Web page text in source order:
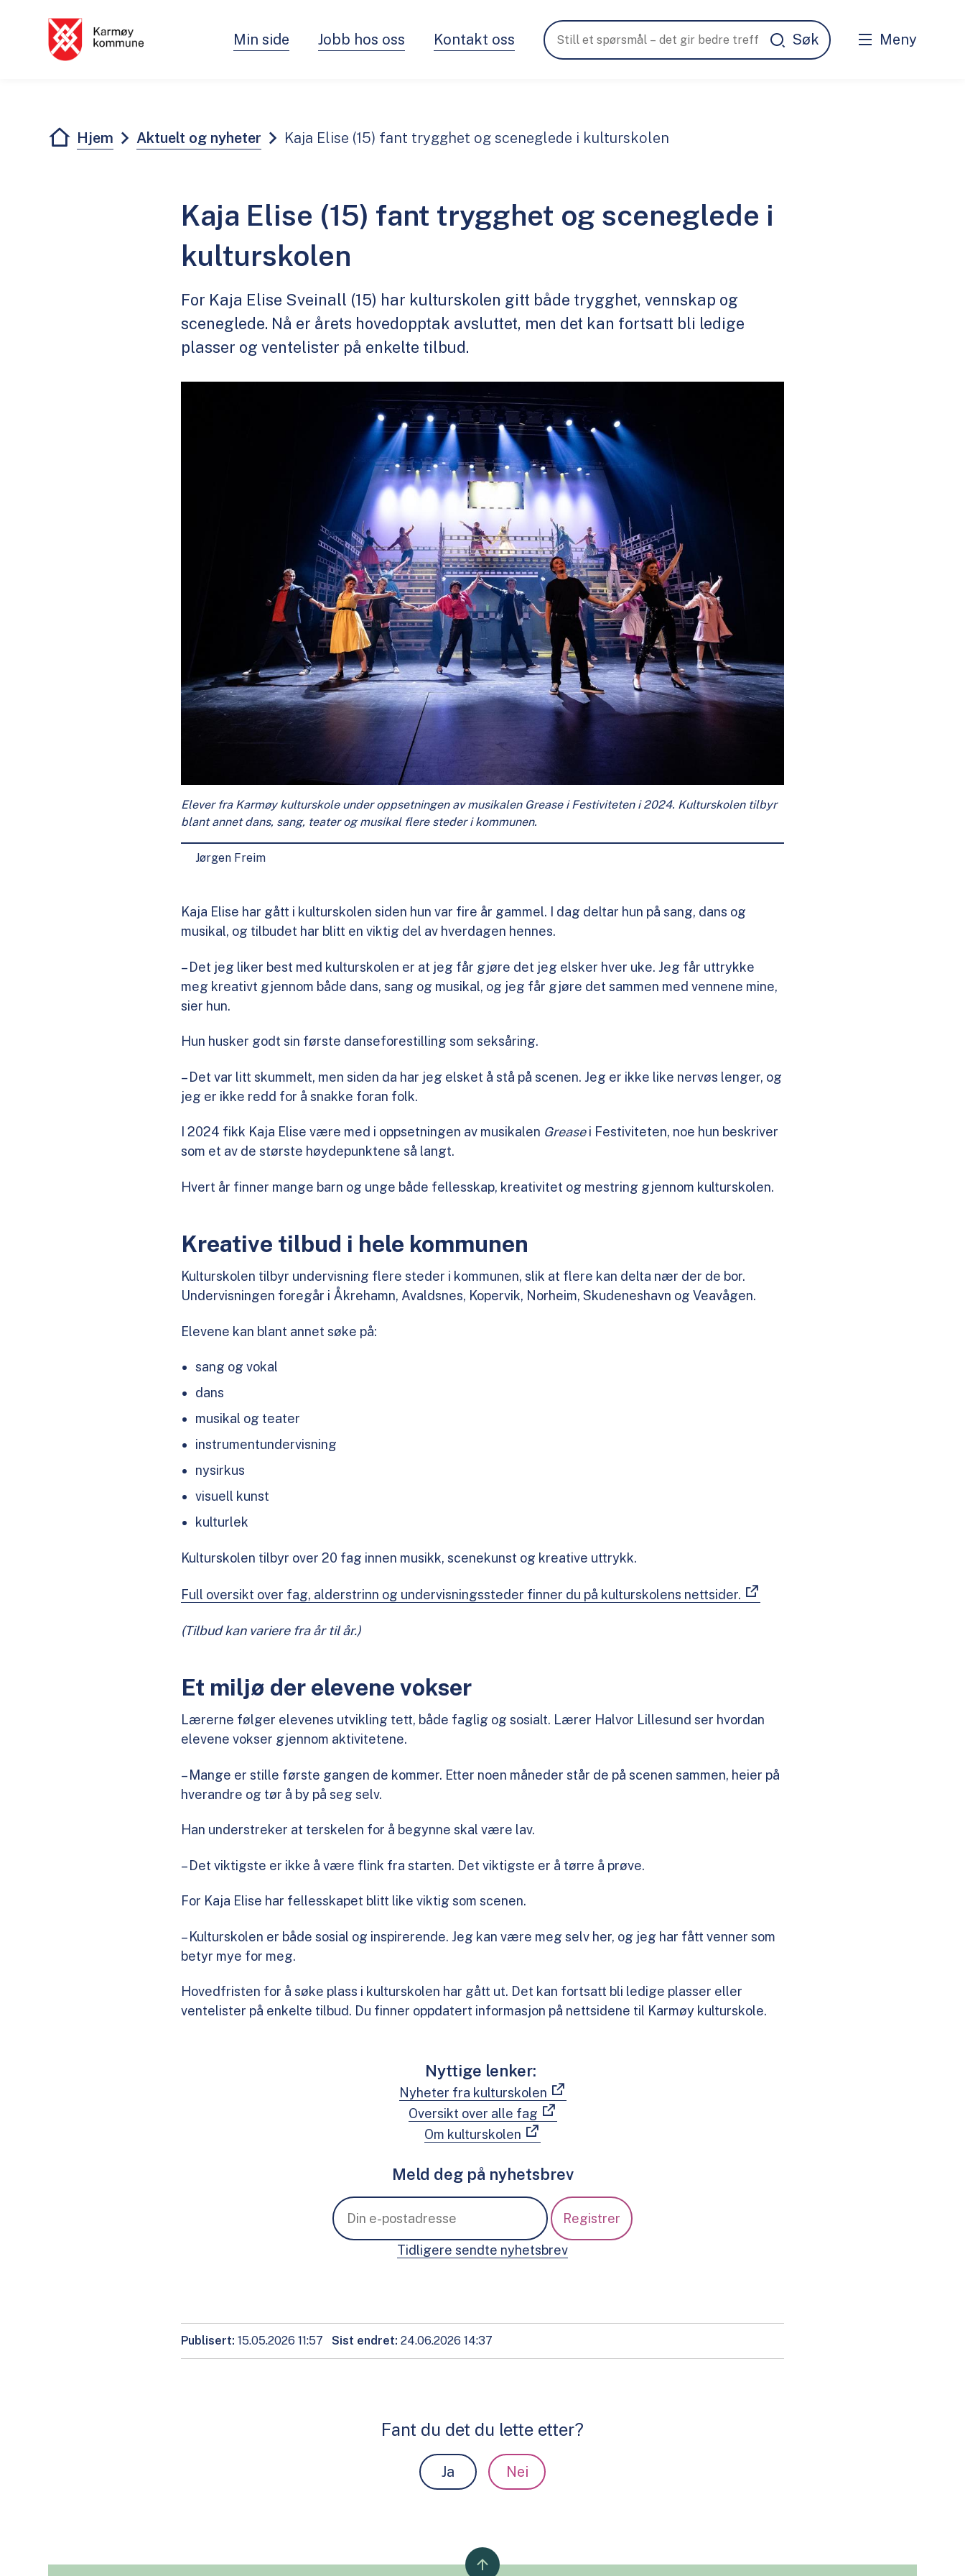
Min side Jobb hos oss Kontakt oss Meny
Du er her:
Hjem Aktuelt og nyheter Kaja Elise (15) fant trygghet og sceneglede i kulturskolen
Kaja Elise (15) fant trygghet og sceneglede i
kulturskolen
For Kaja Elise Sveinall (15) har kulturskolen gitt både trygghet, vennskap og
sceneglede. Nå er årets hovedopptak avsluttet, men det kan fortsatt bli ledige
plasser og ventelister på enkelte tilbud.
Elever fra Karmøy kulturskole under oppsetningen av musikalen Grease i Festiviteten i 2024. Kulturskolen tilbyr
blant annet dans, sang, teater og musikal flere steder i kommunen.
Jørgen Freim
Kaja Elise har gått i kulturskolen siden hun var fire år gammel. I dag deltar hun på sang, dans og
musikal, og tilbudet har blitt en viktig del av hverdagen hennes.
– Det jeg liker best med kulturskolen er at jeg får gjøre det jeg elsker hver uke. Jeg får uttrykke
meg kreativt gjennom både dans, sang og musikal, og jeg får gjøre det sammen med vennene mine,
sier hun.
Hun husker godt sin første danseforestilling som seksåring.
– Det var litt skummelt, men siden da har jeg elsket å stå på scenen. Jeg er ikke like nervøs lenger, og
jeg er ikke redd for å snakke foran folk.
I 2024 fikk Kaja Elise være med i oppsetningen av musikalen Greasei Festiviteten, noe hun beskriver
som et av de største høydepunktene så langt.
Hvert år finner mange barn og unge både fellesskap, kreativitet og mestring gjennom kulturskolen.
Kreative tilbud i hele kommunen
Kulturskolen tilbyr undervisning flere steder i kommunen, slik at flere kan delta nær der de bor.
Undervisningen foregår i Åkrehamn, Avaldsnes, Kopervik, Norheim, Skudeneshavn og Veavågen.
Elevene kan blant annet søke på:
sang og vokal
dans
musikal og teater
instrumentundervisning
nysirkus
visuell kunst
kulturlek
Kulturskolen tilbyr over 20 fag innen musikk, scenekunst og kreative uttrykk.
Full oversikt over fag, alderstrinn og undervisningssteder finner du på kulturskolens nettsider.
(Tilbud kan variere fra år til år.)
Et miljø der elevene vokser
Lærerne følger elevenes utvikling tett, både faglig og sosialt. Lærer Halvor Lillesund ser hvordan
elevene vokser gjennom aktivitetene.
– Mange er stille første gangen de kommer. Etter noen måneder står de på scenen sammen, heier på
hverandre og tør å by på seg selv.
Han understreker at terskelen for å begynne skal være lav.
– Det viktigste er ikke å være flink fra starten. Det viktigste er å tørre å prøve.
For Kaja Elise har fellesskapet blitt like viktig som scenen.
– Kulturskolen er både sosial og inspirerende. Jeg kan være meg selv her, og jeg har fått venner som
betyr mye for meg.
Hovedfristen for å søke plass i kulturskolen har gått ut. Det kan fortsatt bli ledige plasser eller
ventelister på enkelte tilbud. Du finner oppdatert informasjon på nettsidene til Karmøy kulturskole.
Nyttige lenker:
Nyheter fra kulturskolen
Oversikt over alle fag
Om kulturskolen
Meld deg på nyhetsbrev
Tidligere sendte nyhetsbrev
Publisert 15.05.2026 11:57 Sist endret 24.06.2026 14:37
Fant du det du lette etter?
Ja Nei